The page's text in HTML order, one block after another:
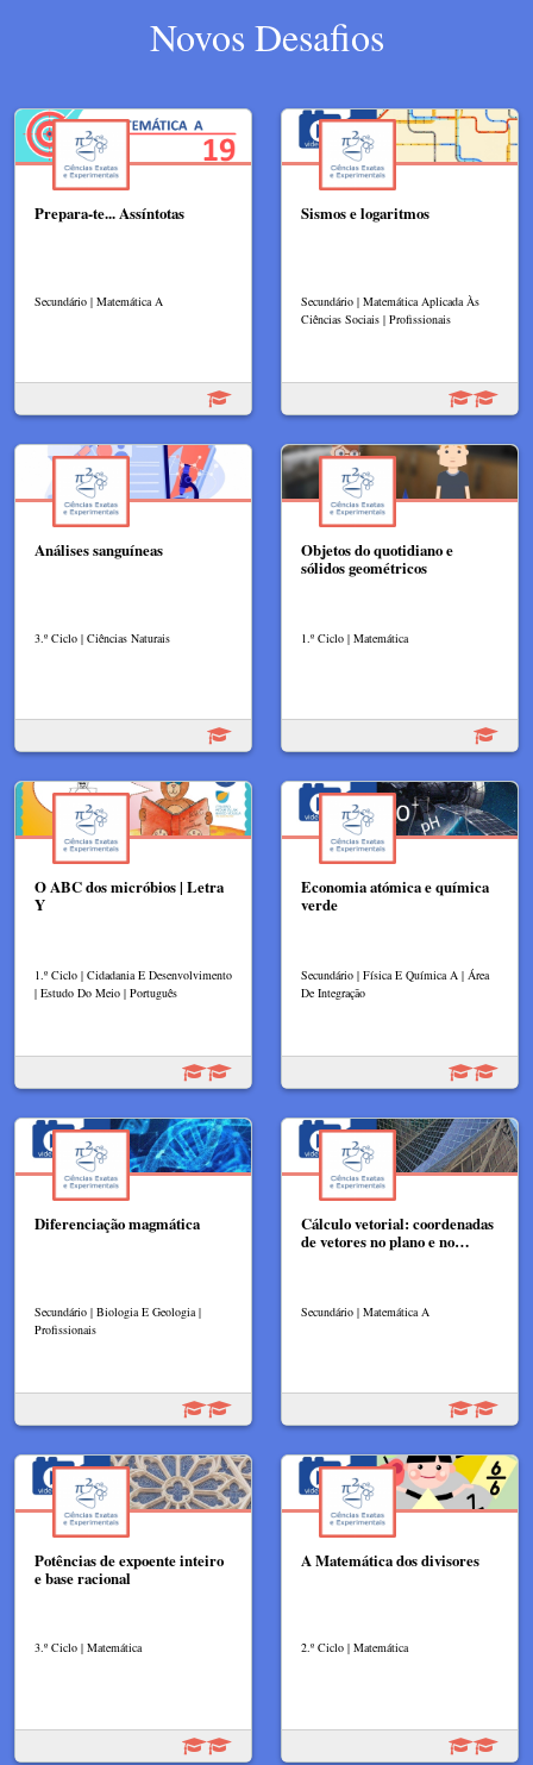
Novos Desafios
Prepara-te... Assíntotas
Secundário | Matemática A
Sismos e logaritmos
Secundário | Matemática Aplicada Às
Ciências Sociais | Profissionais
Análises sanguíneas
3.º Ciclo | Ciências Naturais
Objetos do quotidiano e
sólidos geométricos
1.º Ciclo | Matemática
O ABC dos micróbios | Letra
Y
1.º Ciclo | Cidadania E Desenvolvimento
| Estudo Do Meio | Português
Economia atómica e química
verde
Secundário | Física E Química A | Área
De Integração
Diferenciação magmática
Secundário | Biologia E Geologia |
Profissionais
Cálculo vetorial: coordenadas
de vetores no plano e no…
Secundário | Matemática A
Potências de expoente inteiro
e base racional
3.º Ciclo | Matemática
A Matemática dos divisores
2.º Ciclo | Matemática